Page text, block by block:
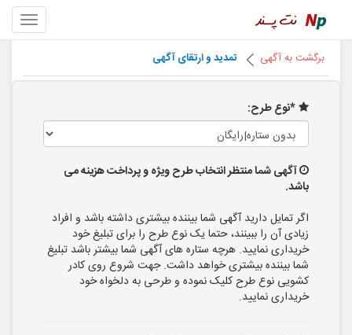
برگشت به آگهی تمدید و ارتقای آگهی
*نوع طرح:
آگهی شما منتظر انتخاب طرح ویژه و پرداخت هزینه می
باشد.
اگر تمایل دارید آگهی شما بیننده بیشتری داشته باشد و افراد
زیادی آن را ببینند، حتما یک نوع طرح را برای تبلیغ خود
خریداری نمایید. هرچه ستاره های آگهی شما بیشتر باشد تبلیغ
شما بیننده بیشتری خواهد داشت. جهت شروع روی کادر
کشویی نوع طرح کلیک نموده و طرحی به دلخواه خود
خریداری نمایید.